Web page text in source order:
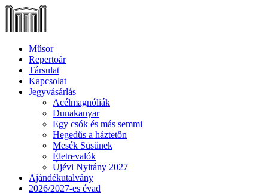
Műsor
Repertoár
Társulat
Kapcsolat
Jegyvásárlás
Acélmagnóliák
Dunakanyar
Egy csók és más semmi
Hegedűs a háztetőn
Mesék Süsünek
Életrevalók
Újévi Nyitány 2027
Ajándékutalvány
2026/2027-es évad